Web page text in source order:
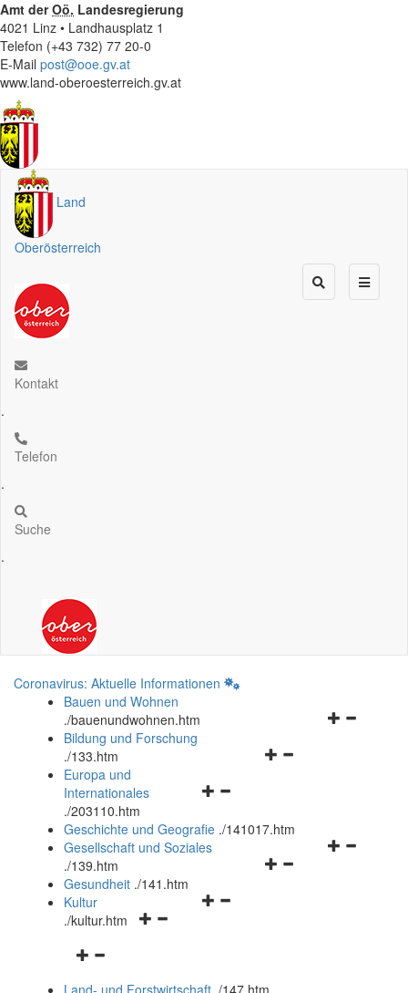
Amt derOö. Landesregierung
4021 Linz • Landhausplatz 1
Telefon (+43 732) 77 20-0
E-Mail post@ooe.gv.at
www.land-oberoesterreich.gv.at
Land
Oberösterreich
Kontakt
.
Telefon
.
Suche
.
Coronavirus: Aktuelle Informationen
Bauen und Wohnen
./bauenundwohnen.htm
Navigationsmenü
Bildung und Forschung
./133.htm
Navigationsmenü
und
schließen
Europa und
Internationales
./203110.htm
Geschichte und Geografie ./141017.htm
Navigationsmenü
Gesellschaft und Soziales
./139.htm
Navigationsmenü
Gesundheit ./141.htm
Navigationsmenü
Kultur
./kultur.htm
Navigationsmenü
Land- und Forstwirtschaft ./147.htm